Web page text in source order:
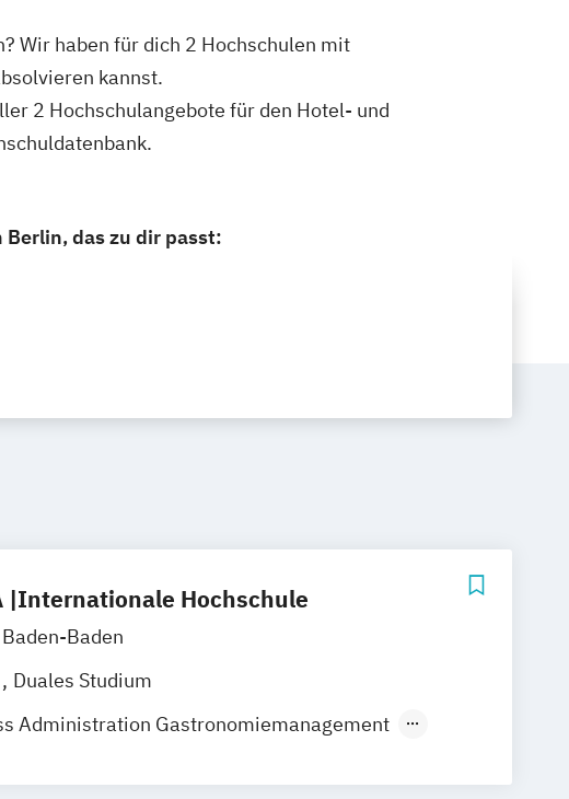
Wir haben für dich 2 Hochschulen mit
kannst.
2 Hochschulangebote für den Hotel- und
das zu dir passt:
|Internationale Hochschule
Baden-Baden
Duales Studium
Administration Gastronomiemanagement